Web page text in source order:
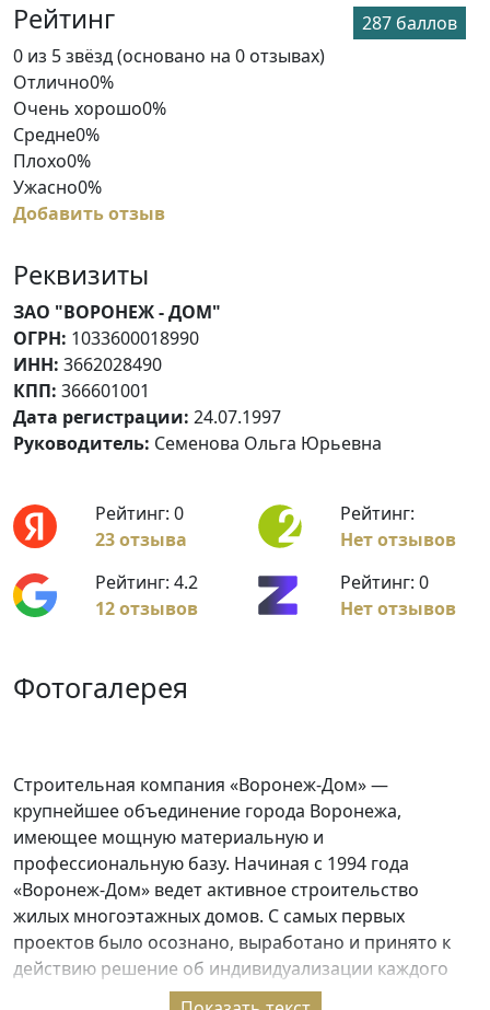
Рейтинг
0
287 баллов
0 из 5 звёзд (основано на 0 отзывах)
Отлично0%
Очень хорошо0%
Средне0%
Плохо0%
Ужасно0%
Добавить отзыв
Реквизиты
ЗАО "ВОРОНЕЖ - ДОМ"
ОГРН: 1033600018990
ИНН: 3662028490
КПП: 366601001
Дата регистрации: 24.07.1997
Руководитель: Семенова Ольга Юрьевна
Рейтинг: 0
23 отзыва
Рейтинг:
Нет отзывов
Рейтинг: 4.2
12 отзывов
Рейтинг: 0
Нет отзывов
Фотогалерея
Строительная компания «Воронеж-Дом» —
крупнейшее объединение города Воронежа,
имеющее мощную материальную и
профессиональную базу. Начиная с 1994 года
«Воронеж-Дом» ведет активное строительство
жилых многоэтажных домов. С самых первых
проектов было осознано, выработано и принято к
действию решение об индивидуализации каждого
дома, каждого комплекса, о его неповторимости,